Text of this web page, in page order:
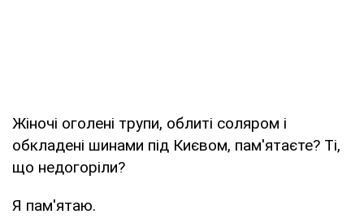
Жіночі оголені трупи, облиті соляром і
обкладені шинами під Києвом, пам'ятаєте? Ті,
що недогоріли?
Я пам'ятаю.